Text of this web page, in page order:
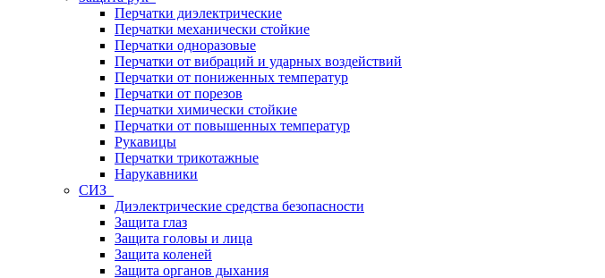
Перчатки диэлектрические
Перчатки механически стойкие
Перчатки одноразовые
Перчатки от вибраций и ударных воздействий
Перчатки от пониженных температур
Перчатки от порезов
Перчатки химически стойкие
Перчатки от повышенных температур
Рукавицы
Перчатки трикотажные
Нарукавники
СИЗ
Диэлектрические средства безопасности
Защита глаз
Защита головы и лица
Защита коленей
Защита органов дыхания